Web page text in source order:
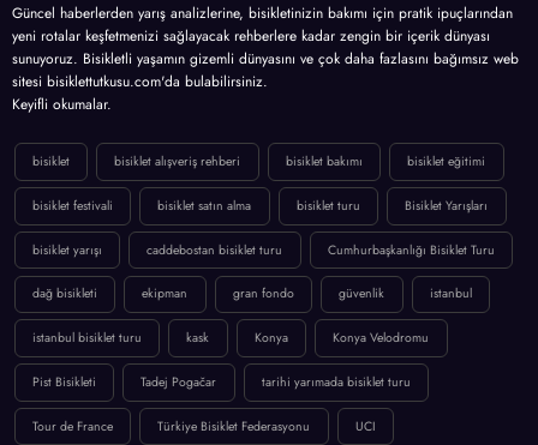
Güncel haberlerden yarış analizlerine, bisikletinizin bakımı için pratik ipuçlarından
yeni rotalar keşfetmenizi sağlayacak rehberlere kadar zengin bir içerik dünyası
sunuyoruz. Bisikletli yaşamın gizemli dünyasını ve çok daha fazlasını bağımsız web
sitesi bisiklettutkusu.com'da bulabilirsiniz.
Keyifli okumalar.
bisiklet bisiklet alışveriş rehberi bisiklet bakımı bisiklet eğitimi
bisiklet festivali bisiklet satın alma bisiklet turu Bisiklet Yarışları
bisiklet yarışı caddebostan bisiklet turu Cumhurbaşkanlığı Bisiklet Turu
dağ bisikleti ekipman gran fondo güvenlik istanbul
istanbul bisiklet turu kask Konya Konya Velodromu
Pist Bisikleti Tadej Pogačar tarihi yarımada bisiklet turu
Tour de France Türkiye Bisiklet Federasyonu UCI